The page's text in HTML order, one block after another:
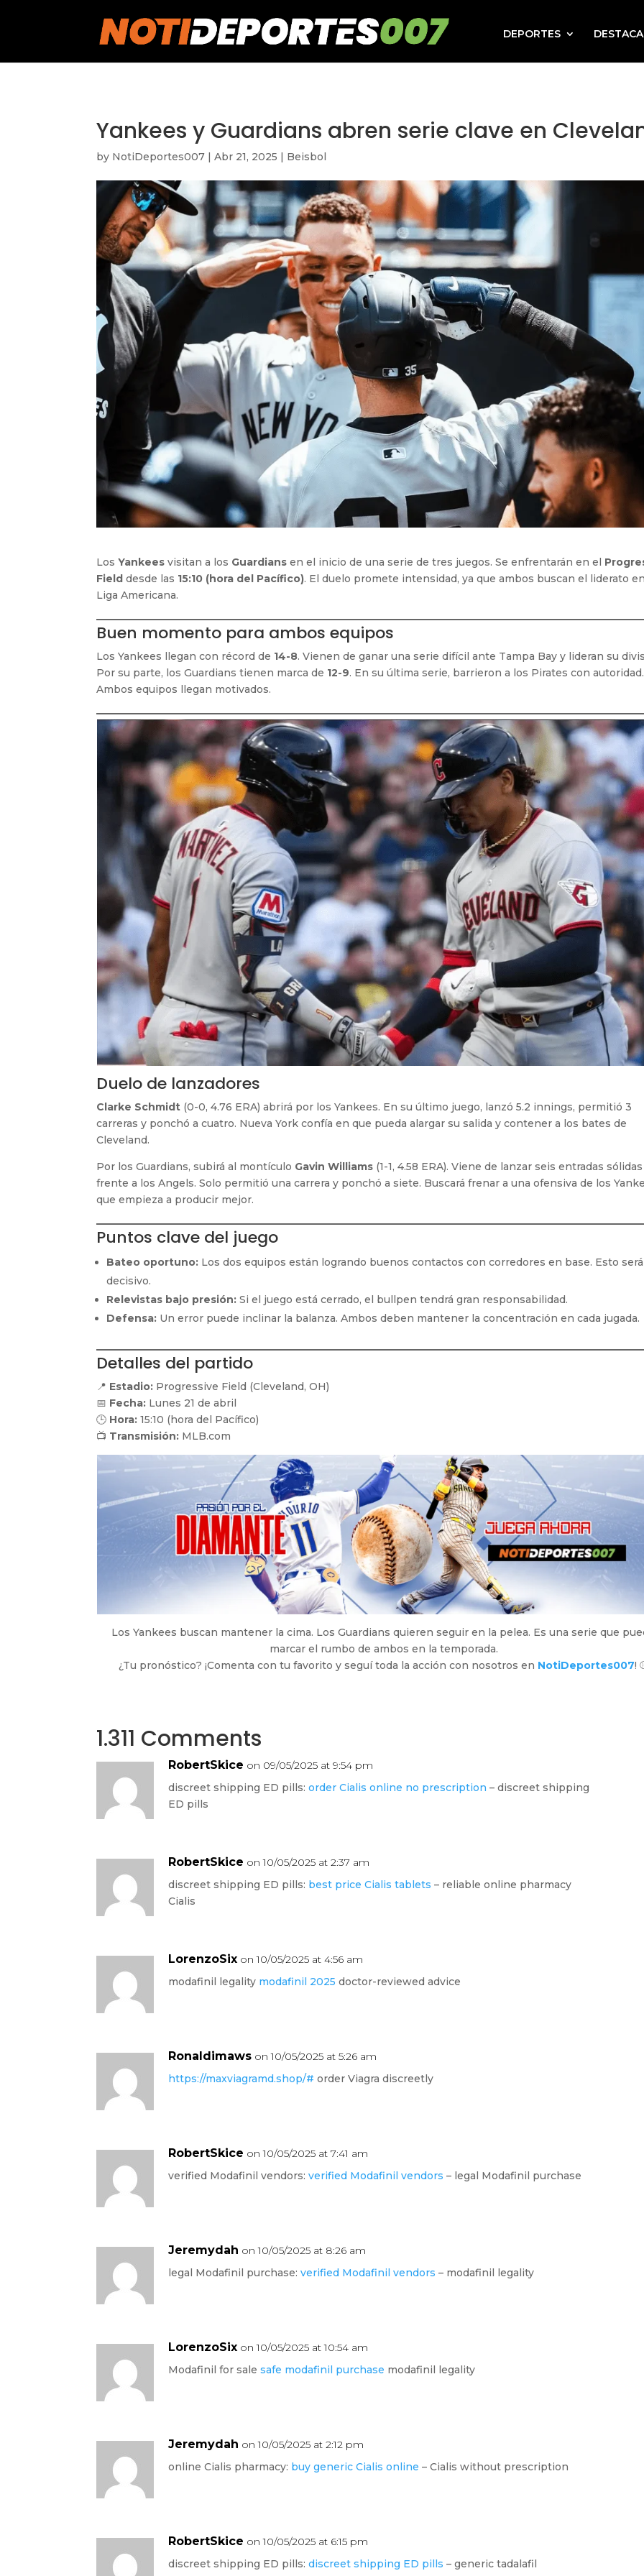
DEPORTES
Yankees y Guardians abren serie clave en
by NotiDeportes007 |Abr 21, 2025 | Beisbol
LosYankees visitan a los Guardians en el inicio de una serie de tres juegos. Se enfrentarán en el
Field desde las 15:10 (hora del Pacífico). El duelo promete intensidad, ya que ambos buscan el liderato
Liga Americana.
Buen momento para ambos equipos
Los Yankees llegan con récord de 14-8. Vienen de ganar una serie difícil ante Tampa Bay y lideran su
Por su parte, los Guardians tienen marca de 12-9. En su última serie, barrieron a los Pirates con autoridad.
Ambos equipos llegan motivados.
Duelo de lanzadores
Clarke Schmidt (0-0, 4.76 ERA) abrirá por los Yankees. En su último juego, lanzó 5.2 innings, permitió 3
carreras y ponchó a cuatro. Nueva York confía en que pueda alargar su salida y contener a los bates de
Cleveland.
Por los Guardians, subirá al montículo Gavin Williams (1-1, 4.58 ERA). Viene de lanzar seis entradas sólidas
frente a los Angels. Solo permitió una carrera y ponchó a siete. Buscará frenar a una ofensiva de los
que empieza a producir mejor.
Puntos clave del juego
Bateo oportuno: Los dos equipos están logrando buenos contactos con corredores en base. Esto será
decisivo.
Relevistas bajo presión: Si el juego está cerrado, el bullpen tendrá gran responsabilidad.
Defensa: Un error puede inclinar la balanza. Ambos deben mantener la concentración en cada jugada.
Detalles del partido
📍 Estadio: Progressive Field (Cleveland, OH)
📅 Fecha: Lunes 21 de abril
🕒 Hora: 15:10 (hora del Pacífico)
📺 Transmisión: MLB.com
Los Yankees buscan mantener la cima. Los Guardians quieren seguir en la pelea. Es una serie que
marcar el rumbo de ambos en la temporada.
¿Tu pronóstico? ¡Comenta con tu favorito y seguí toda la acción con nosotros en NotiDeportes007!
1.311 Comments
RobertSkice on 09/05/2025 at 9:54 pm
discreet shipping ED pills:order Cialis online no prescription – discreet shipping
ED pills
RobertSkice on 10/05/2025 at 2:37 am
discreet shipping ED pills: best price Cialis tablets – reliable online pharmacy
Cialis
LorenzoSix on 10/05/2025 at 4:56 am
modafinil legality modafinil 2025 doctor-reviewed advice
Ronaldimaws on 10/05/2025 at 5:26 am
https://maxviagramd.shop/# order Viagra discreetly
RobertSkice on 10/05/2025 at 7:41 am
verified Modafinil vendors:verified Modafinil vendors – legal Modafinil purchase
Jeremydah on 10/05/2025 at 8:26 am
legal Modafinil purchase:verified Modafinil vendors – modafinil legality
LorenzoSix on 10/05/2025 at 10:54 am
Modafinil for salesafe modafinil purchase modafinil legality
Jeremydah on 10/05/2025 at 2:12 pm
online Cialis pharmacy: buy generic Cialis online – Cialis without prescription
RobertSkice on 10/05/2025 at 6:15 pm
discreet shipping ED pills:discreet shipping ED pills – generic tadalafil